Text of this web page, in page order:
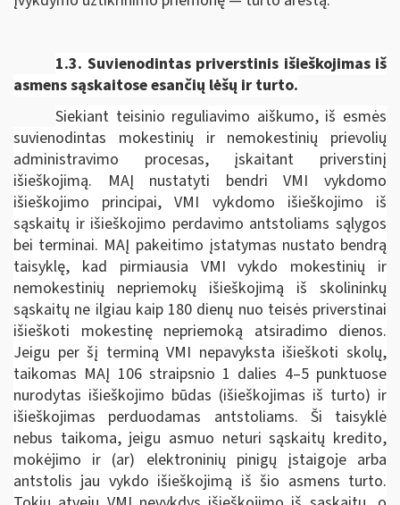
1.3. Suvienodintas priverstinis išieškojimas iš
asmens sąskaitose esančių lėšų ir turto.
Siekiant teisinio reguliavimo aiškumo, iš esmės
suvienodintas mokestinių ir nemokestinių prievolių
administravimo procesas, įskaitant priverstinį
išieškojimą. MAĮ nustatyti bendri VMI vykdomo
išieškojimo principai, VMI vykdomo išieškojimo iš
sąskaitų ir išieškojimo perdavimo antstoliams sąlygos
bei terminai. MAĮ pakeitimo įstatymas nustato bendrą
taisyklę, kad pirmiausia VMI vykdo mokestinių ir
nemokestinių nepriemokų išieškojimą iš skolininkų
sąskaitų ne ilgiau kaip 180 dienų nuo teisės priverstinai
išieškoti mokestinę nepriemoką atsiradimo dienos.
Jeigu per šį terminą VMI nepavyksta išieškoti skolų,
taikomas MAĮ 106 straipsnio 1 dalies 4–5 punktuose
nurodytas išieškojimo būdas (išieškojimas iš turto) ir
išieškojimas perduodamas antstoliams. Ši taisyklė
nebus taikoma, jeigu asmuo neturi sąskaitų kredito,
mokėjimo ir (ar) elektroninių pinigų įstaigoje arba
antstolis jau vykdo išieškojimą iš šio asmens turto.